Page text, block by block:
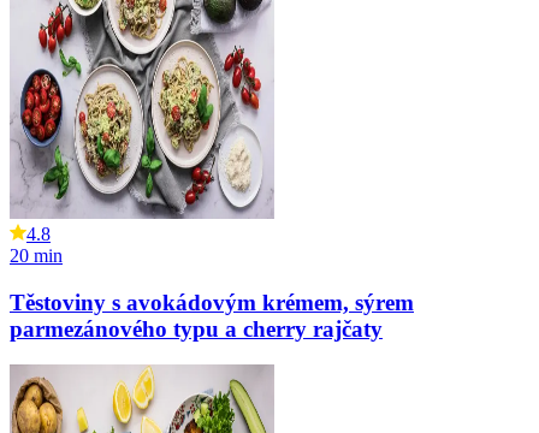
4.8
20 min
Těstoviny s avokádovým krémem, sýrem
parmezánového typu a cherry rajčaty